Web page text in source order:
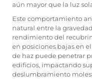
aún mayor que la luz
Este comportamiento
natural entre la
rendimiento del
en posiciones bajas en
de haz puede penetrar
edificios, impactando
deslumbramiento